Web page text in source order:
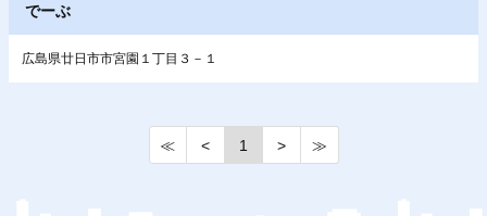
でーぶ
広島県廿日市市宮園１丁目３－１
≪ < 1 > ≫